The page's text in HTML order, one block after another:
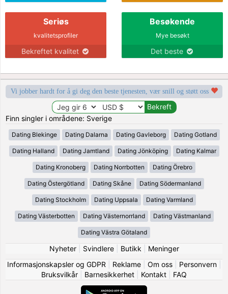
Seriøs
kvalitetsprofiler
Bekreftet kvalitet
Besøkende
Mye besøkt
Det beste
Vi jobber hardt for å gi deg den beste tjenesten, vær snill og støtt oss
Finn singler i områdene: Sverige
Dating Blekinge Dating Dalarna Dating Gavleborg Dating Gotland
Dating Halland Dating Jamtland Dating Jönköping Dating Kalmar
Dating Kronoberg Dating Norrbotten Dating Örebro
Dating Östergötland Dating Skåne Dating Södermanland
Dating Stockholm Dating Uppsala Dating Varmland
Dating Västerbotten Dating Västernorrland Dating Västmanland
Dating Västra Götaland
Nyheter| Svindlere| Butikk
Meninger
Informasjonskapsler og GDPR
Reklame| Om oss| Personvern|
Bruksvilkår
Barnesikkerhet Kontakt FAQ